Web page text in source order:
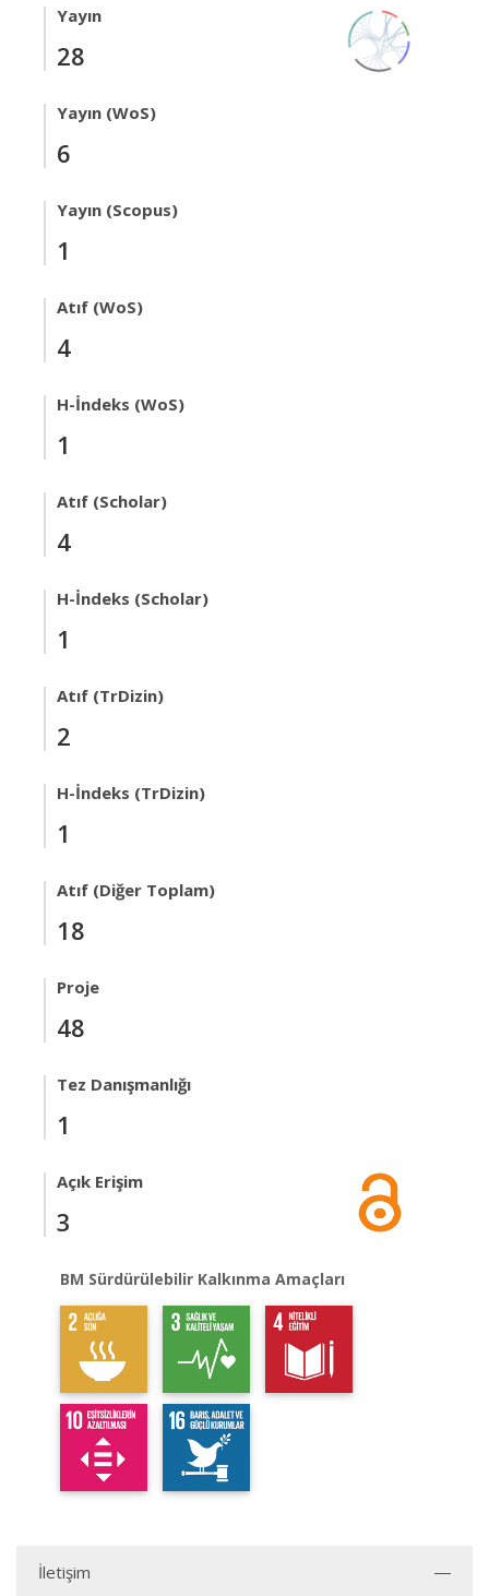
Yayın
28
Yayın (WoS)
6
Yayın (Scopus)
1
Atıf (WoS)
4
H-İndeks (WoS)
1
Atıf (Scholar)
4
H-İndeks (Scholar)
1
Atıf (TrDizin)
2
H-İndeks (TrDizin)
1
Atıf (Diğer Toplam)
18
Proje
48
Tez Danışmanlığı
1
Açık Erişim
3
BM Sürdürülebilir Kalkınma Amaçları
İletişim